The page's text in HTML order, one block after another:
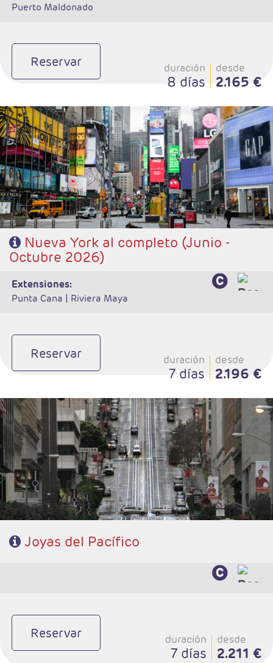
Puerto Maldonado
Reservar duración
8 días
desde
2.165 €
- Salida: Jueves de Junio a Octubre
- 5 noches de estancia
- Régimen: Alojamiento
- Visitas incluidas (Contrastes, Alto y Bajo Manhattan y Washington
- Hotel: Sheraton New York Times Square
Nueva York al completo (Junio -
Octubre 2026)
extensiones:
Punta Cana | Riviera Maya
Reservar duración
7 días
desde
2.196 €
- Salida: Jueves
- Ruta: San Francisco - Monterey - Carmel - Lompoc - Santa Bárbara -
Los Angeles
- Categoría hotelera: 3*- 4*
- Régimen: Alojamiento y desayuno
Joyas del Pacífico
Reservar duración
7 días
desde
2.211 €